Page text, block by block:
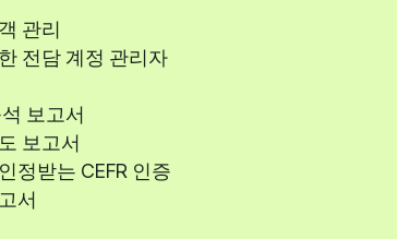
관리
전담 계정 관리자
보고서
보고서
정받는 CEFR 인증
서